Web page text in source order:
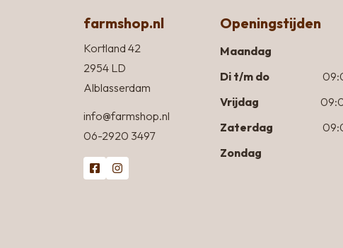
farmshop.nl
Kortland 42
2954 LD
Alblasserdam
info@farmshop.nl
06-2920 3497
Openingstijden
Maandag
Di t/m do
Vrijdag
Zaterdag
Zondag